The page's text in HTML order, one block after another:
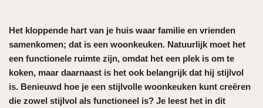
Het kloppende hart van je huis waar familie en vrienden
samenkomen; dat is een woonkeuken. Natuurlijk moet het
een functionele ruimte zijn, omdat het een plek is om te
koken, maar daarnaast is het ook belangrijk dat hij stijlvol
is. Benieuwd hoe je een stijlvolle woonkeuken kunt creëren
die zowel stijlvol als functioneel is? Je leest het in dit